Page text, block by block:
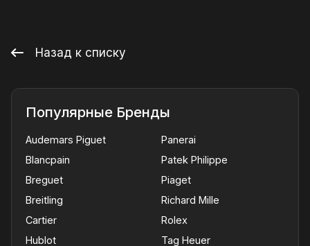
Назад к списку
Популярные Бренды
Audemars Piguet
Blancpain
Breguet
Breitling
Cartier
Hublot
Panerai
Patek Philippe
Piaget
Richard Mille
Rolex
Tag Heuer